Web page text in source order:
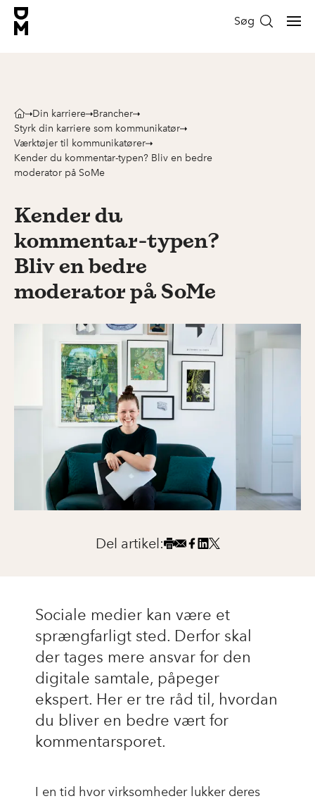
Søg
Din karriere
Brancher
Styrk din karriere som kommunikatør
Værktøjer til kommunikatører
Kender du kommentar-typen? Bliv en bedre
moderator på SoMe
Kender du
kommentar-typen?
Bliv en bedre
moderator på SoMe
Del artikel:
Sociale medier kan være et
sprængfarligt sted. Derfor skal
der tages mere ansvar for den
digitale samtale, påpeger
ekspert. Her er tre råd til, hvordan
du bliver en bedre vært for
kommentarsporet.
I en tid hvor virksomheder lukker deres